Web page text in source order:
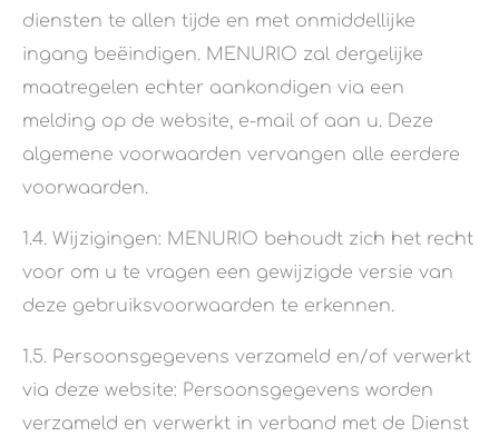
diensten te allen tijde en met onmiddellijke
ingang beëindigen. MENURIO zal dergelijke
maatregelen echter aankondigen via een
melding op de website, e-mail of aan u. Deze
algemene voorwaarden vervangen alle eerdere
voorwaarden.
1.4. Wijzigingen: MENURIO behoudt zich het recht
voor om u te vragen een gewijzigde versie van
deze gebruiksvoorwaarden te erkennen.
1.5. Persoonsgegevens verzameld en/of verwerkt
via deze website: Persoonsgegevens worden
verzameld en verwerkt in verband met de Dienst